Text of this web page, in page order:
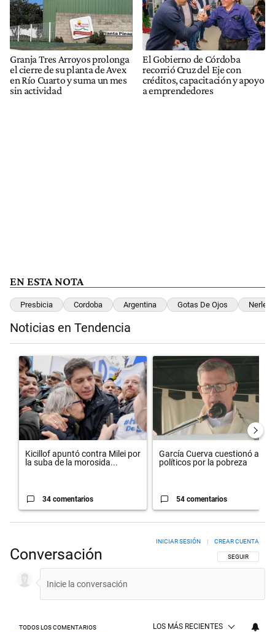
Granja Tres Arroyos prolonga
el cierre de su planta de Avex
en Río Cuarto y suma un mes
sin actividad
El Gobierno de Córdoba
recorrió Cruz del Eje con
créditos, capacitación y apoyo
a emprendedores
EN ESTA NOTA
Presbicia Cordoba Argentina Gotas De Ojos Nerlea
Noticias en Tendencia
Un artículo de tendencia con el título "Kicillof apuntó contra Milei
Kicillof apuntó contra Milei por
la suba de la morosida...
34 comentarios
Un artículo de tendencia con el
García Cuerva cuestionó a los
políticos por la pobreza
54 comentarios
Conversación SIGA ESTA
SEGUIR
INICIAR SESIÓN CREAR CUENTA
TODOS LOS COMENTARIOS LOS MÁS RECIENTES